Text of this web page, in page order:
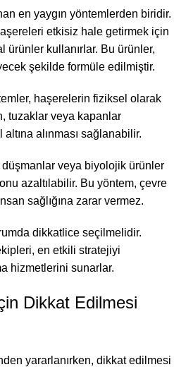
en yaygın yöntemlerden biridir.
etkisiz hale getirmek için
ürünler kullanırlar. Bu ürünler,
şekilde formüle edilmiştir.
haşerelerin fiziksel olarak
tuzaklar veya kapanlar
alınması sağlanabilir.
düşmanlar veya biyolojik ürünler
azaltılabilir. Bu yöntem, çevre
sağlığına zarar vermez.
dikkatlice seçilmelidir.
en etkili stratejiyi
hizmetlerini sunarlar.
Dikkat Edilmesi
yararlanırken, dikkat edilmesi